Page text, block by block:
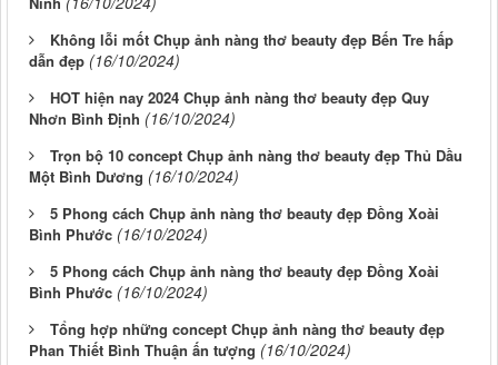
Không lỗi mốt Chụp ảnh nàng thơ beauty đẹp Bến Tre hấp
dẫn đẹp (16/10/2024)
HOT hiện nay 2024 Chụp ảnh nàng thơ beauty đẹp Quy
Nhơn Bình Định (16/10/2024)
Trọn bộ 10 concept Chụp ảnh nàng thơ beauty đẹp Thủ Dầu
Một Bình Dương (16/10/2024)
5 Phong cách Chụp ảnh nàng thơ beauty đẹp Đồng Xoài
Bình Phước (16/10/2024)
5 Phong cách Chụp ảnh nàng thơ beauty đẹp Đồng Xoài
Bình Phước (16/10/2024)
Tổng hợp những concept Chụp ảnh nàng thơ beauty đẹp
Phan Thiết Bình Thuận ấn tượng (16/10/2024)